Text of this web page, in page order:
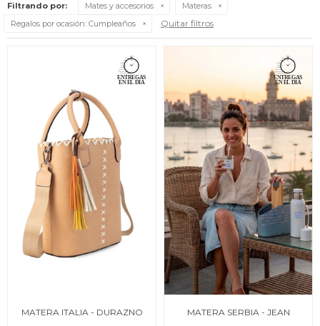
Filtrando por: Mates y accesorios
Materas
Regalos por ocasión: Cumpleaños Quitar filtros
MATERA ITALIA - DURAZNO MATERA SERBIA - JEAN